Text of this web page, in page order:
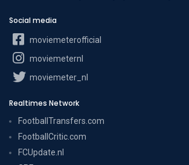
Social media
moviemeterofficial
moviemeternl
moviemeter_nl
Realtimes Network
FootballTransfers.com
FootballCritic.com
FCUpdate.nl